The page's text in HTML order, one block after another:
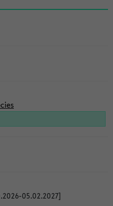
05.02.2027]